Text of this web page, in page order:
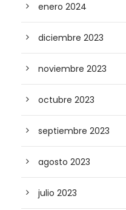
enero 2024
diciembre 2023
noviembre 2023
octubre 2023
septiembre 2023
agosto 2023
julio 2023